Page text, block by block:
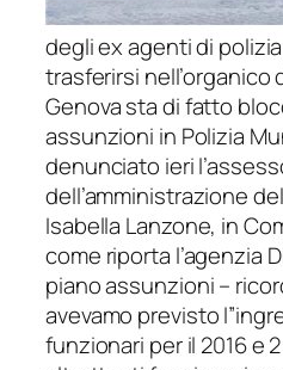
degli ex agenti di
trasferirsi nell’organico
Genova sta di fatto
assunzioni in Polizia
denunciato ieri
dell’amministrazione
Isabella Lanzone, in
come riporta l’agenzia
piano assunzioni–
avevamo previsto
funzionari per il 2016 e